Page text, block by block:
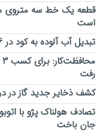
قطعه یک خط سه متروی
است
تبدیل آب آلوده به کود در ۶ ثانیه
رفت
کشف ذخایر جدید گاز در
تصادف هولناک پژو با
جان باخت